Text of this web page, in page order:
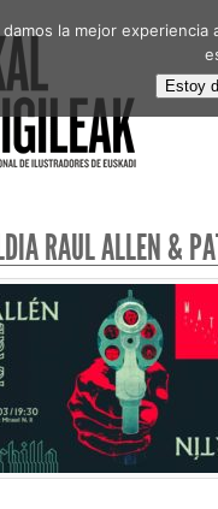
RAUL ALLEN &
la mejor
Estoy